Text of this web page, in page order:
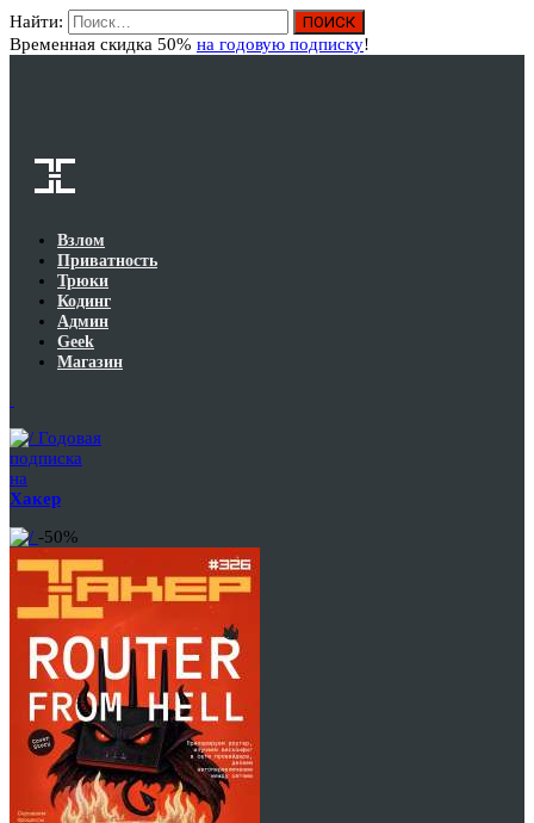
Найти:
Временная скидка 50% на годовую подписку!
Взлом
Приватность
Трюки
Кодинг
Админ
Geek
Магазин
Годовая
подписка
на
Хакер
-50%